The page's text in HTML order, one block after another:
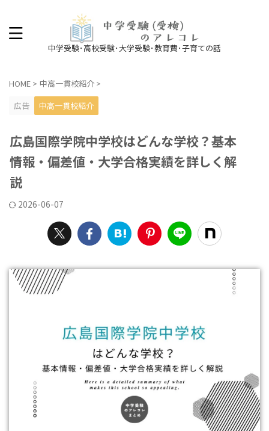
中学受験･高校受験･大学受験･教育費･子育ての話
HOME > 中高一貫校紹介 >
広告
中高一貫校紹介
広島国際学院中学校はどんな学校？基本
情報・偏差値・大学合格実績を詳しく解
説
2026-06-07